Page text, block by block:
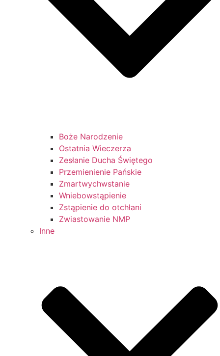
Boże Narodzenie
Ostatnia Wieczerza
Zesłanie Ducha Świętego
Przemienienie Pańskie
Zmartwychwstanie
Wniebowstąpienie
Zstąpienie do otchłani
Zwiastowanie NMP
Inne